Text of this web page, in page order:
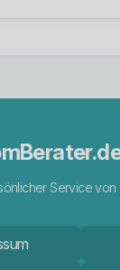
Service von